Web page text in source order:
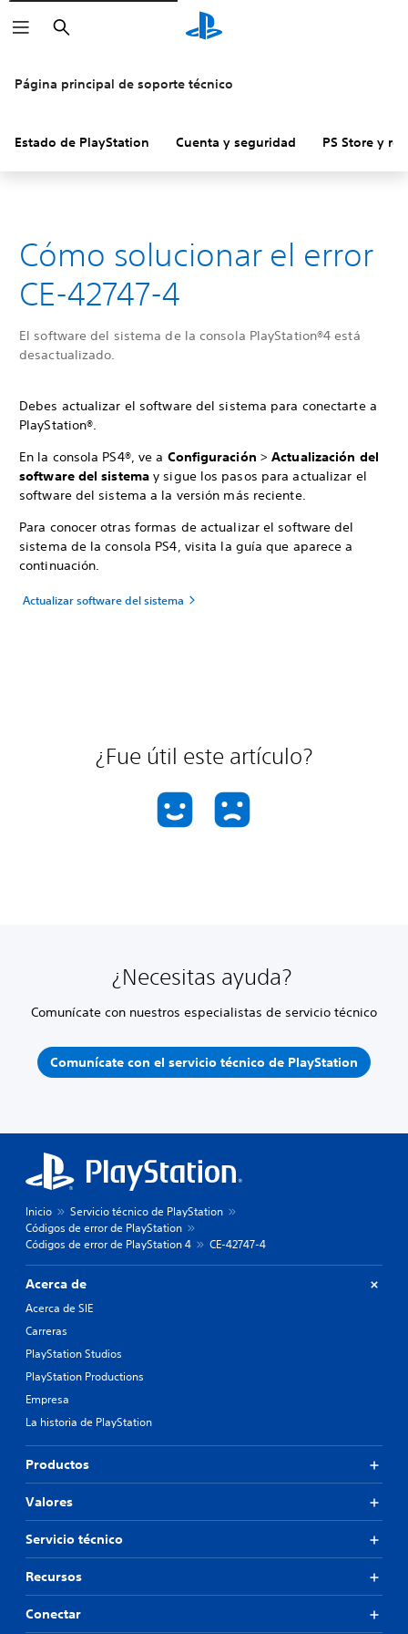
Buscar
Página principal de soporte técnico
Estado de PlayStation Cuenta y seguridad PS Store y
Cómo solucionar el error
CE-42747-4
El software del sistema de la consola PlayStation®4 está
desactualizado.
Debes actualizar el software del sistema para conectarte a
PlayStation®.
En la consola PS4®, ve a Configuración >Actualización del
software del sistema y sigue los pasos para actualizar el
software del sistema a la versión más reciente.
Para conocer otras formas de actualizar el software del
sistema de la consola PS4, visita la guía que aparece a
continuación.
Actualizar software del sistema
¿Fue útil este artículo?
¿Necesitas ayuda?
Comunícate con nuestros especialistas de servicio técnico
Comunícate con el servicio técnico de PlayStation
Inicio
Servicio técnico de PlayStation
Códigos de error de PlayStation
Códigos de error de PlayStation 4
CE-42747-4
Acerca de
Acerca de SIE
Carreras
PlayStation Studios
PlayStation Productions
Empresa
La historia de PlayStation
Productos
Valores
Servicio técnico
Recursos
Conectar